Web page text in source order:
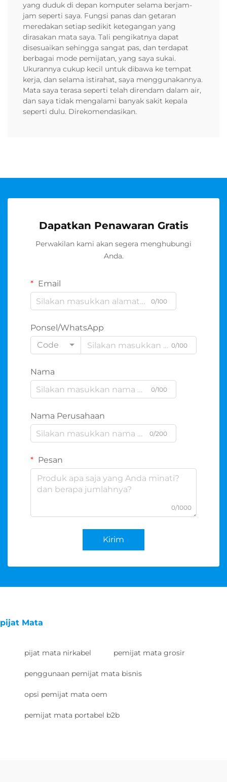
yang duduk di depan komputer selama berjam-
jam seperti saya. Fungsi panas dan getaran
meredakan setiap sedikit ketegangan yang
dirasakan mata saya. Tali pengikatnya dapat
disesuaikan sehingga sangat pas, dan terdapat
berbagai mode pemijatan, yang saya sukai.
Ukurannya cukup kecil untuk dibawa ke tempat
kerja, dan selama istirahat, saya menggunakannya.
Mata saya terasa seperti telah direndam dalam air,
dan saya tidak mengalami banyak sakit kepala
seperti dulu. Direkomendasikan.
Dapatkan Penawaran Gratis
Perwakilan kami akan segera menghubungi
Anda.
Email
0/100
Ponsel/WhatsApp
Code
0/100
Nama
0/100
Nama Perusahaan
0/200
Pesan
0/1000
Kirim
pijat Mata
pijat mata nirkabel pemijat mata grosir
penggunaan pemijat mata bisnis
opsi pemijat mata oem
pemijat mata portabel b2b